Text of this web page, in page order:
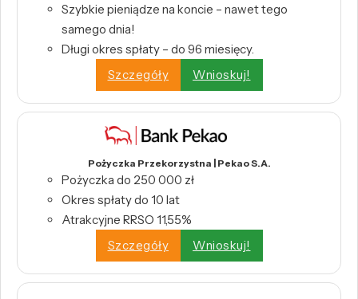
Szybkie pieniądze na koncie – nawet tego
samego dnia!
Długi okres spłaty – do 96 miesięcy.
Szczegóły
Wnioskuj!
Pożyczka Przekorzystna | Pekao S.A.
Pożyczka do 250 000 zł
Okres spłaty do 10 lat
Atrakcyjne RRSO 11,55%
Szczegóły
Wnioskuj!